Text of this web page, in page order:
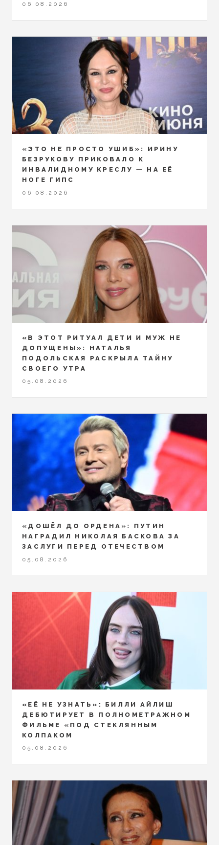
06.08.2026
«ЭТО НЕ ПРОСТО УШИБ»: ИРИНУ
БЕЗРУКОВУ ПРИКОВАЛО К
ИНВАЛИДНОМУ КРЕСЛУ — НА ЕЁ
НОГЕ ГИПС
06.08.2026
«В ЭТОТ РИТУАЛ ДЕТИ И МУЖ НЕ
ДОПУЩЕНЫ»: НАТАЛЬЯ
ПОДОЛЬСКАЯ РАСКРЫЛА ТАЙНУ
СВОЕГО УТРА
05.08.2026
«ДОШЁЛ ДО ОРДЕНА»: ПУТИН
НАГРАДИЛ НИКОЛАЯ БАСКОВА ЗА
ЗАСЛУГИ ПЕРЕД ОТЕЧЕСТВОМ
05.08.2026
«ЕЁ НЕ УЗНАТЬ»: БИЛЛИ АЙЛИШ
ДЕБЮТИРУЕТ В ПОЛНОМЕТРАЖНОМ
ФИЛЬМЕ «ПОД СТЕКЛЯННЫМ
КОЛПАКОМ
05.08.2026